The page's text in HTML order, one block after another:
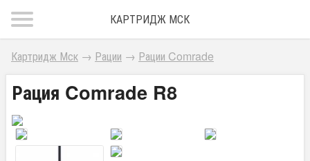
КАРТРИДЖ МСК
Картридж Мск → Рации → Рации Comrade
Рация Comrade R8